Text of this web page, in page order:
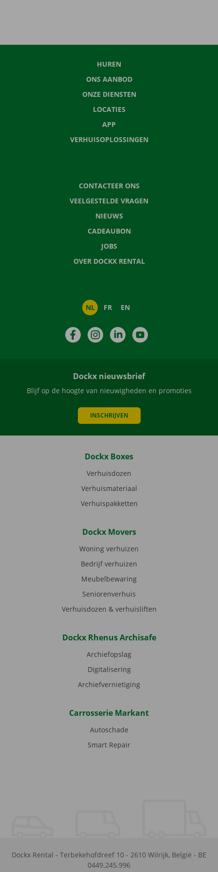
HUREN
ONS AANBOD
ONZE DIENSTEN
LOCATIES
APP
VERHUISOPLOSSINGEN
CONTACTEER ONS
VEELGESTELDE VRAGEN
NIEUWS
CADEAUBON
JOBS
OVER DOCKX RENTAL
NL FR EN
FacebookInstagramLinkedIn
Dockx nieuwsbrief
Blijf op de hoogte van nieuwigheden en promoties
INSCHRIJVEN
Dockx Boxes
Verhuisdozen
Verhuismateriaal
Verhuispakketten
Dockx Movers
Woning verhuizen
Bedrijf verhuizen
Meubelbewaring
Seniorenverhuis
Verhuisdozen & verhuisliften
Dockx Rhenus Archisafe
Archiefopslag
Digitalisering
Archiefvernietiging
Carrosserie Markant
Autoschade
Smart Repair
Dockx Rental - Terbekehofdreef 10 - 2610 Wilrijk, België - BE
0449.245.996